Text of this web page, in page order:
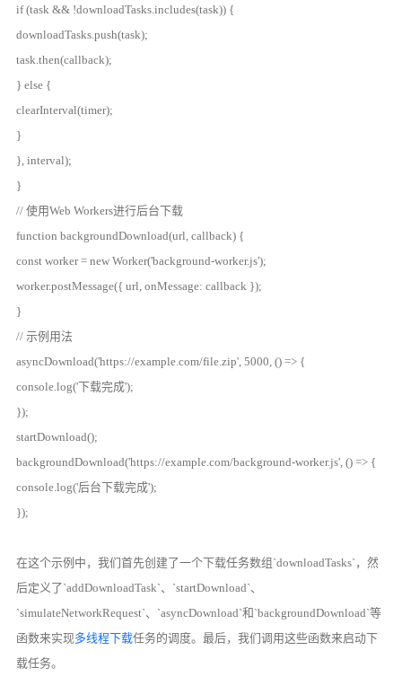
if (task && !downloadTasks.includes(task)) {
downloadTasks.push(task);
task.then(callback);
} else {
clearInterval(timer);
}
}, interval);
}
// 使用Web Workers进行后台下载
function backgroundDownload(url, callback) {
const worker = new Worker('background-worker.js');
worker.postMessage({ url, onMessage: callback });
}
// 示例用法
asyncDownload('https://example.com/file.zip', 5000, () => {
console.log('下载完成');
});
startDownload();
backgroundDownload('https://example.com/background-worker.js', () => {
console.log('后台下载完成');
});
在这个示例中，我们首先创建了一个下载任务数组`downloadTasks`，然
后定义了`addDownloadTask`、`startDownload`、
`simulateNetworkRequest`、`asyncDownload`和`backgroundDownload`等
函数来实现多线程下载任务的调度。最后，我们调用这些函数来启动下
载任务。